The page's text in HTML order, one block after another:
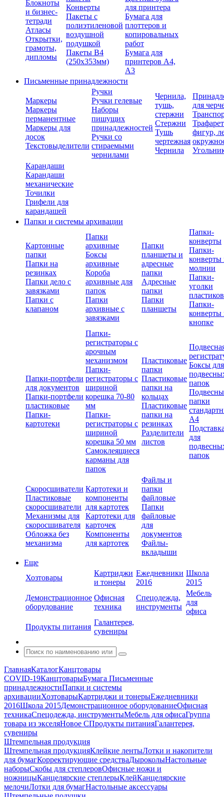
Блокноты
и бизнес-
тетради
Атласы
Открытки,
грамоты,
дипломы
Конверты
Пакеты с
полиэтиленовой
воздушной
подушкой
Пакеты В4
(250х353мм)
для принтера
Бумага для
плоттеров и
копировальных
работ
Бумага для
принтеров А4,
А3
Письменные принадлежности
Маркеры
Маркеры
перманентные
Маркеры для
досок
Текстовыделители
Ручки
Ручки гелевые
Наборы
пишущих
принадлежностей
Ручки со
стираемыми
чернилами
Чернила,
тушь,
стержни
Стержни
Тушь
чертежная
Чернила
для
фигур,
Карандаши
Карандаши
механические
Точилки
Грифели для
карандашей
Папки и системы архивации
Картонные
папки
Папки на
резинках
Папки дело с
завязками
Папки с
клапаном
Папки
архивные
Боксы
архивные
Короба
архивные для
папок
Папки
архивные с
завязками
Папки
планшеты и
адресные
папки
Адресные
папки
Папки
планшеты
Папки-
конверты
Папки-
конверты
молнии
Папки-
уголки
Папки-
конверты
кнопке
Папки-портфели
для документов
Папки-портфели
пластиковые
Папки-
картотеки
Папки-
регистраторы с
арочным
механизмом
Папки-
регистраторы с
шириной
корешка 70-80
мм
Папки-
регистраторы с
шириной
корешка 50 мм
Самоклеящиеся
карманы для
папок
Пластиковые
папки
Пластиковые
папки на
кольцах
Пластиковые
папки на
резинках
Разделители
листов
Боксы для
папок
папки
А4
для
папок
Скоросшиватели
Пластиковые
скоросшиватели
Механизмы для
скоросшивателя
Обложка без
механизма
Картотеки и
компоненты
для картотек
Картотеки для
карточек
Компоненты
для картотек
Файлы и
папки
файловые
Папки
файловые
для
документов
Файлы-
вкладыши
Еще
Хозтовары
Картриджи
и тонеры
Ежедневники
2016
Школа
2015
Демонстрационное
оборудование
Офисная
техника
Спецодежда,
инструменты
Мебель
для
офиса
Продукты питания
Галантерея,
сувениры
ГлавнаяКаталогКанцтовары
COVID-19КанцтоварыБумага Письменные
принадлежностиПапки и системы
архивацииХозтоварыКартриджи и тонерыЕжедневники
2016Школа 2015Демонстрационное оборудованиеОфисная
техникаСпецодежда, инструментыМебель для офисаГруппа
товара из экселяНовое СПродукты питанияГалантерея,
сувениры
Штемпельная продукция
Штемпельная продукцияКлейкие лентыЛотки и накопители
для бумагКорректирующие средстваДыроколыНастольные
наборыСкобы для степлеровОфисные ножи и
ножницыКанцелярские степлерыКлейКанцелярские
мелочиЛотки для бумагНастольные аксессуары